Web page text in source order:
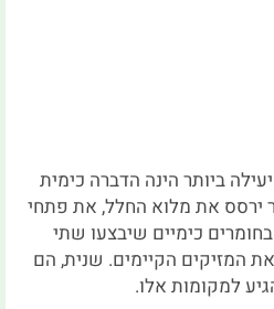
ביותר הינה הדברה כימית
ירסס את מלוא החלל, את פתחי
כימיים שיבצעו שתי
המזיקים הקיימים. שנית, הם
למקומות אלו.